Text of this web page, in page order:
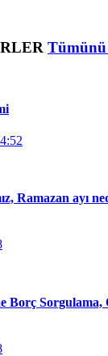
Ramazan ayı
Borç Sorgulama,